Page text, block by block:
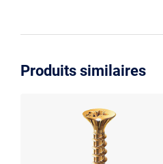
Produits similaires